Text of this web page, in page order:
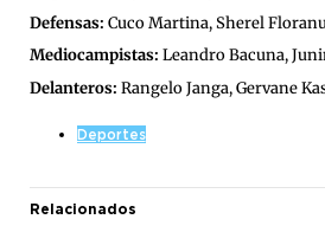
Defensas: Cuco Martina, Sherel
Mediocampistas: Leandro Bacuna,
Delanteros: Rangelo Janga, Gervane
Deportes
Relacionados